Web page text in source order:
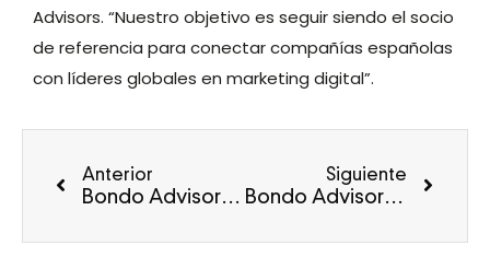
Advisors. “Nuestro objetivo es seguir siendo el socio
de referencia para conectar compañías españolas
con líderes globales en marketing digital”.
Anterior
Bondo Advisors asesora a Buzz en su venta a Knowmad Mood
Siguiente
Bondo Advisors asesora a ExtendIT en su integración en Retail Consult